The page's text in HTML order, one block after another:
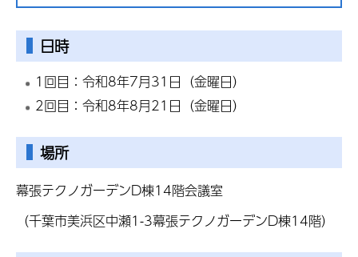
日時
1回目：令和8年7月31日（金曜日）
2回目：令和8年8月21日（金曜日）
場所
幕張テクノガーデンD棟14階会議室
（千葉市美浜区中瀬1-3幕張テクノガーデンD棟14階）